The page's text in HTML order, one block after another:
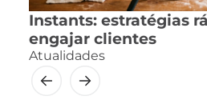
Instants: estratégias
engajar clientes
Atualidades